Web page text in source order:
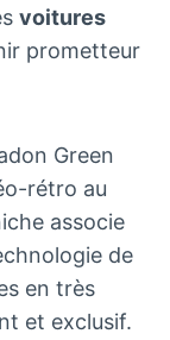
voitures
prometteur
Green
rétro au
associe
de
en très
et exclusif.